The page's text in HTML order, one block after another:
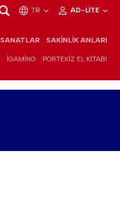
TR AD-LITE
SANATLAR SAKINLIK ANLARI
IGAMING PORTEKIZ EL KITABI